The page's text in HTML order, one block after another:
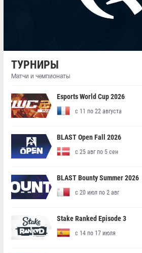
ТУРНИРЫ
Матчи и чемпионаты
Esports World Cup 2026
с 11 по 22 августа
BLAST Open Fall 2026
с 25 авг по 5 сен
BLAST Bounty Summer 2026
с 20 июл по 2 авг
Stake Ranked Episode 3
с 14 по 17 июля